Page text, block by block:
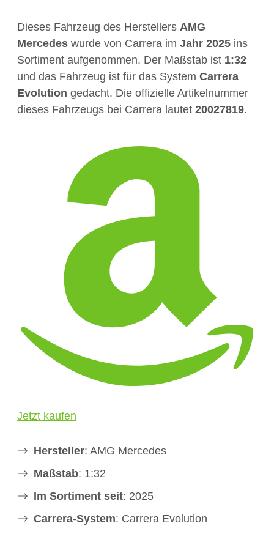
Dieses Fahrzeug des Herstellers AMG
Mercedes wurde von Carrera im Jahr 2025 ins
Sortiment aufgenommen. Der Maßstab ist 1:32
und das Fahrzeug ist für das System Carrera
Evolution gedacht. Die offizielle Artikelnummer
dieses Fahrzeugs bei Carrera lautet 20027819.
Jetzt kaufen
Hersteller: AMG Mercedes
Maßstab: 1:32
Im Sortiment seit: 2025
Carrera-System: Carrera Evolution